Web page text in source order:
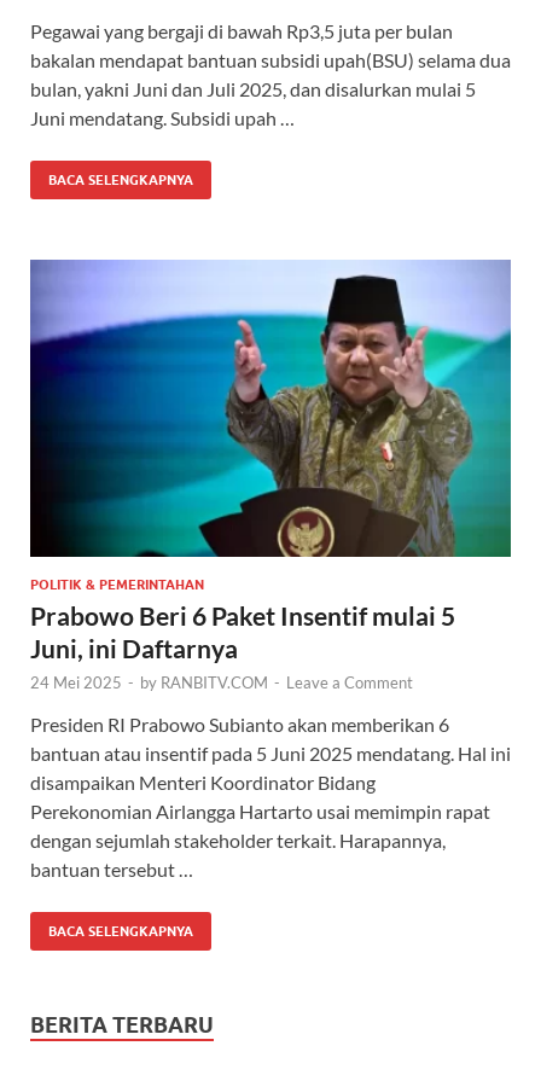
Pegawai yang bergaji di bawah Rp3,5 juta per bulan
bakalan mendapat bantuan subsidi upah(BSU) selama dua
bulan, yakni Juni dan Juli 2025, dan disalurkan mulai 5
Juni mendatang. Subsidi upah …
BACA SELENGKAPNYA
POLITIK & PEMERINTAHAN
Prabowo Beri 6 Paket Insentif mulai 5
Juni, ini Daftarnya
24 Mei 2025 - by RANBITV.COM - Leave a Comment
Presiden RI Prabowo Subianto akan memberikan 6
bantuan atau insentif pada 5 Juni 2025 mendatang. Hal ini
disampaikan Menteri Koordinator Bidang
Perekonomian Airlangga Hartarto usai memimpin rapat
dengan sejumlah stakeholder terkait. Harapannya,
bantuan tersebut …
BACA SELENGKAPNYA
BERITA TERBARU